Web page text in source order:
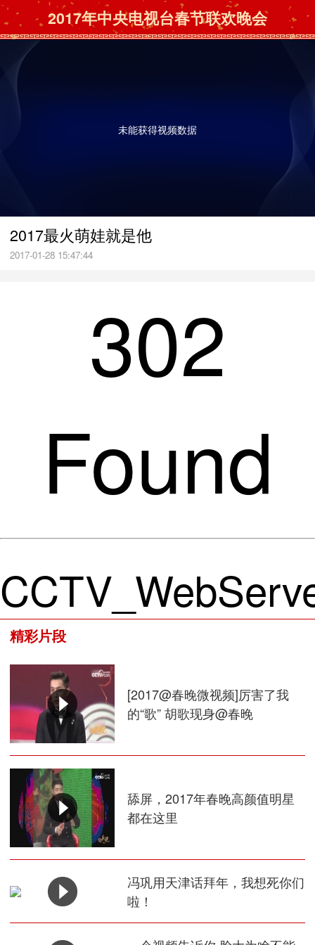
2017年中央电视台春节联欢晚会
未能获得视频数据
2017最火萌娃就是他
2017-01-28 15:47:44
302
Found
精彩片段
[2017@春晚微视频]厉害了我
的“歌” 胡歌现身@春晚
舔屏，2017年春晚高颜值明星
都在这里
冯巩用天津话拜年，我想死你们
啦！